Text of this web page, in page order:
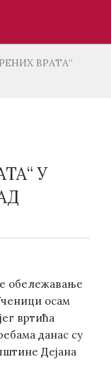
ВРАТА“
У
обележавање
осам
вртића
данас су
Дејана